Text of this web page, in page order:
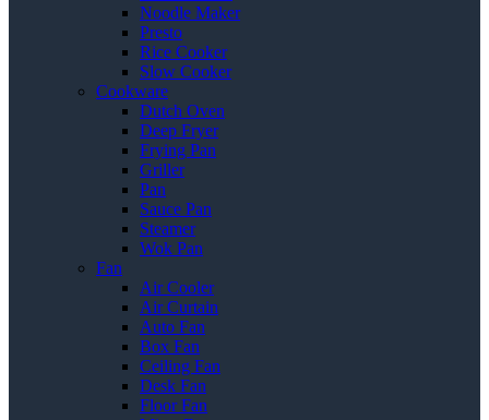
Noodle Maker
Presto
Rice Cooker
Slow Cooker
Cookware
Dutch Oven
Deep Fryer
Frying Pan
Griller
Pan
Sauce Pan
Steamer
Wok Pan
Fan
Air Cooler
Air Curtain
Auto Fan
Box Fan
Ceiling Fan
Desk Fan
Floor Fan